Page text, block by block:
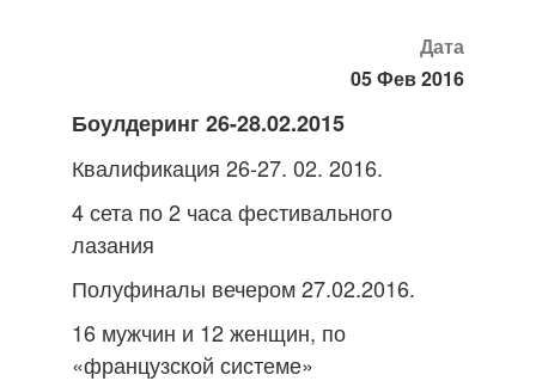
Дата
05 Фев 2016
Боулдеринг 26-28.02.2015
Квалификация 26-27. 02. 2016.
4 сета по 2 часа фестивального
лазания
Полуфиналы вечером 27.02.2016.
16 мужчин и 12 женщин, по
«французской системе»